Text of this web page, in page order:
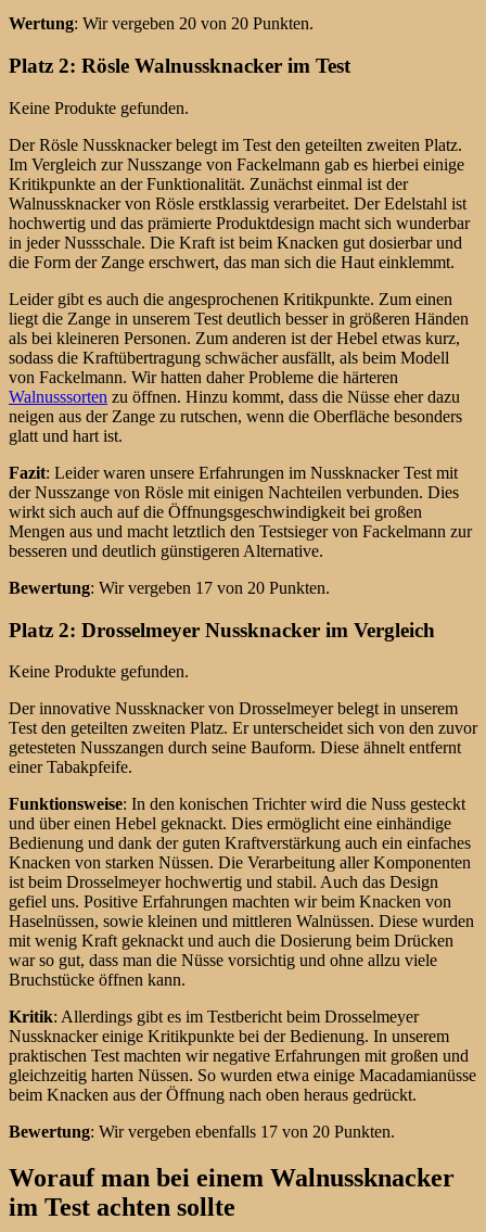
Wertung: Wir vergeben 20 von 20 Punkten.
Platz 2: Rösle Walnussknacker im Test
Keine Produkte gefunden.
Der Rösle Nussknacker belegt im Test den geteilten zweiten Platz.
Im Vergleich zur Nusszange von Fackelmann gab es hierbei einige
Kritikpunkte an der Funktionalität. Zunächst einmal ist der
Walnussknacker von Rösle erstklassig verarbeitet. Der Edelstahl ist
hochwertig und das prämierte Produktdesign macht sich wunderbar
in jeder Nussschale. Die Kraft ist beim Knacken gut dosierbar und
die Form der Zange erschwert, das man sich die Haut einklemmt.
Leider gibt es auch die angesprochenen Kritikpunkte. Zum einen
liegt die Zange in unserem Test deutlich besser in größeren Händen
als bei kleineren Personen. Zum anderen ist der Hebel etwas kurz,
sodass die Kraftübertragung schwächer ausfällt, als beim Modell
von Fackelmann. Wir hatten daher Probleme die härteren
Walnusssorten zu öffnen. Hinzu kommt, dass die Nüsse eher dazu
neigen aus der Zange zu rutschen, wenn die Oberfläche besonders
glatt und hart ist.
Fazit: Leider waren unsere Erfahrungen im Nussknacker Test mit
der Nusszange von Rösle mit einigen Nachteilen verbunden. Dies
wirkt sich auch auf die Öffnungsgeschwindigkeit bei großen
Mengen aus und macht letztlich den Testsieger von Fackelmann zur
besseren und deutlich günstigeren Alternative.
Bewertung: Wir vergeben 17 von 20 Punkten.
Platz 2: Drosselmeyer Nussknacker im Vergleich
Keine Produkte gefunden.
Der innovative Nussknacker von Drosselmeyer belegt in unserem
Test den geteilten zweiten Platz. Er unterscheidet sich von den zuvor
getesteten Nusszangen durch seine Bauform. Diese ähnelt entfernt
einer Tabakpfeife.
Funktionsweise: In den konischen Trichter wird die Nuss gesteckt
und über einen Hebel geknackt. Dies ermöglicht eine einhändige
Bedienung und dank der guten Kraftverstärkung auch ein einfaches
Knacken von starken Nüssen. Die Verarbeitung aller Komponenten
ist beim Drosselmeyer hochwertig und stabil. Auch das Design
gefiel uns. Positive Erfahrungen machten wir beim Knacken von
Haselnüssen, sowie kleinen und mittleren Walnüssen. Diese wurden
mit wenig Kraft geknackt und auch die Dosierung beim Drücken
war so gut, dass man die Nüsse vorsichtig und ohne allzu viele
Bruchstücke öffnen kann.
Kritik: Allerdings gibt es im Testbericht beim Drosselmeyer
Nussknacker einige Kritikpunkte bei der Bedienung. In unserem
praktischen Test machten wir negative Erfahrungen mit großen und
gleichzeitig harten Nüssen. So wurden etwa einige Macadamianüsse
beim Knacken aus der Öffnung nach oben heraus gedrückt.
Bewertung: Wir vergeben ebenfalls 17 von 20 Punkten.
Worauf man bei einem Walnussknacker
im Test achten sollte